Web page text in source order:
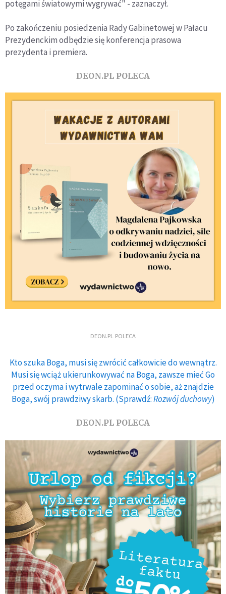
potęgami światowymi wygrywać" - zaznaczył.
Po zakończeniu posiedzenia Rady Gabinetowej w Pałacu
Prezydenckim odbędzie się konferencja prasowa
prezydenta i premiera.
DEON.PL POLECA
DEON.PL POLECA
Kto szuka Boga, musi się zwrócić całkowicie do wewnątrz.
Musi się wciąż ukierunkowywać na Boga, zawsze mieć Go
przed oczyma i wytrwale zapominać o sobie, aż znajdzie
Boga, swój prawdziwy skarb. (Sprawdź:Rozwój duchowy)
DEON.PL POLECA